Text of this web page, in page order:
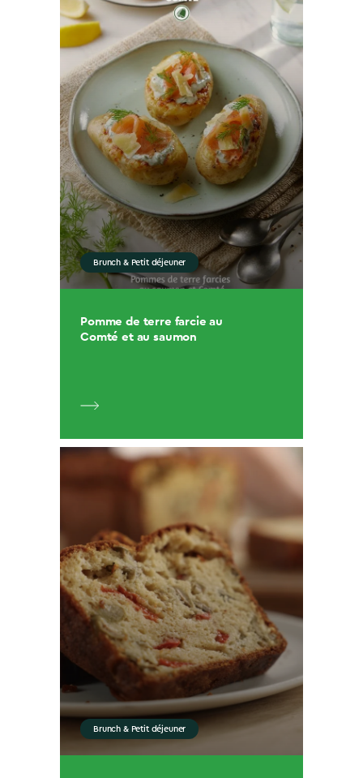
Brunch & Petit déjeuner
Pomme de terre farcie au
Comté et au saumon
Brunch & Petit déjeuner